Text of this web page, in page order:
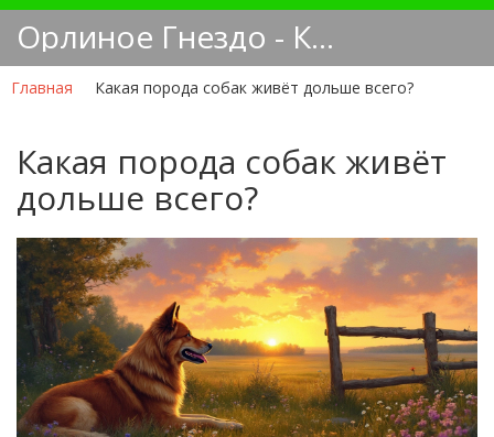
Орлиное Гнездо - Кинологический блог
Главная Какая порода собак живёт дольше всего?
Какая порода собак живёт
дольше всего?